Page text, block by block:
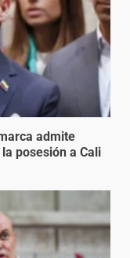
admite
posesión a Cali